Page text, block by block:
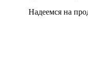
Надеемся на